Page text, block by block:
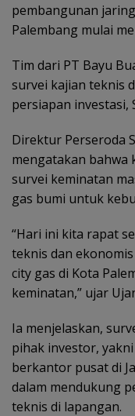
pembangunan
Palembang mulai
Tim dari PT Bayu
survei kajian teknis
persiapan investasi,
Direktur Perseroda
mengatakan bahwa
survei keminatan
gas bumi untuk
“Hari ini kita rapat
teknis dan
city gas di Kota
keminatan,” ujar
Ia menjelaskan,
pihak investor,
berkantor pusat di
dalam mendukung
teknis di lapangan.